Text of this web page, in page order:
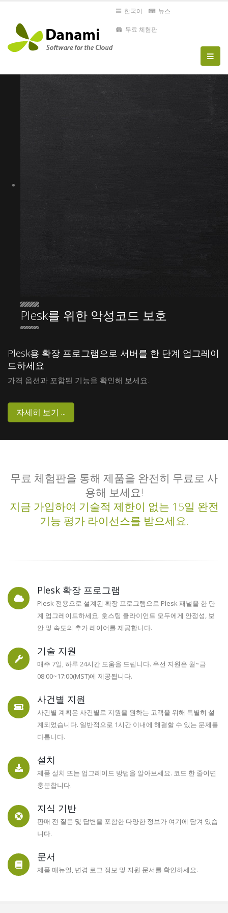
한국어 뉴스
무료 체험판
Plesk를 위한 악성코드 보호
Sentinel
Anti-
malware
Version 3.00 Released! New Scan Engine, Bug
Plesk를 위한 최첨단 보안
Juggernaut
Security &
Firewall
Version 5.05 Released! New Languages, Bug
자세히 보기
Plesk용 확장 프로그램으로 서버를 한 단계 업그레이
드하세요
가격 옵션과 포함된 기능을 확인해 보세요.
자세히 보기 ...
무료 체험판을 통해 제품을 완전히 무료로 사
용해 보세요!
지금 가입하여 기술적 제한이 없는 15일 완전
기능 평가 라이선스를 받으세요.
Plesk 확장 프로그램
Plesk 전용으로 설계된 확장 프로그램으로 Plesk 패널을 한 단
계 업그레이드하세요. 호스팅 클라이언트 모두에게 안정성, 보
안 및 속도의 추가 레이어를 제공합니다.
기술 지원
매주 7일, 하루 24시간 도움을 드립니다. 우선 지원은 월~금
08:00~17:00(MST)에 제공됩니다.
사건별 지원
사건별 계획은 사건별로 지원을 원하는 고객을 위해 특별히 설
계되었습니다. 일반적으로 1시간 이내에 해결할 수 있는 문제를
다룹니다.
설치
제품 설치 또는 업그레이드 방법을 알아보세요. 코드 한 줄이면
충분합니다.
지식 기반
판매 전 질문 및 답변을 포함한 다양한 정보가 여기에 담겨 있습
니다.
문서
제품 매뉴얼, 변경 로그 정보 및 지원 문서를 확인하세요.